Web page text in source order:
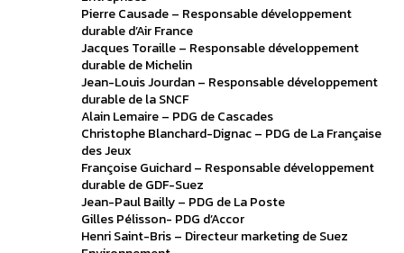
Pierre Causade – Responsable développement
durable d’Air France
Jacques Toraille – Responsable développement
durable de Michelin
Jean-Louis Jourdan – Responsable développement
durable de la SNCF
Alain Lemaire – PDG de Cascades
Christophe Blanchard-Dignac – PDG de La Française
des Jeux
Françoise Guichard – Responsable développement
durable de GDF-Suez
Jean-Paul Bailly – PDG de La Poste
Gilles Pélisson- PDG d’Accor
Henri Saint-Bris – Directeur marketing de Suez